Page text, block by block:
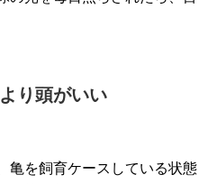
り頭がいい
亀を飼育ケースしている状態